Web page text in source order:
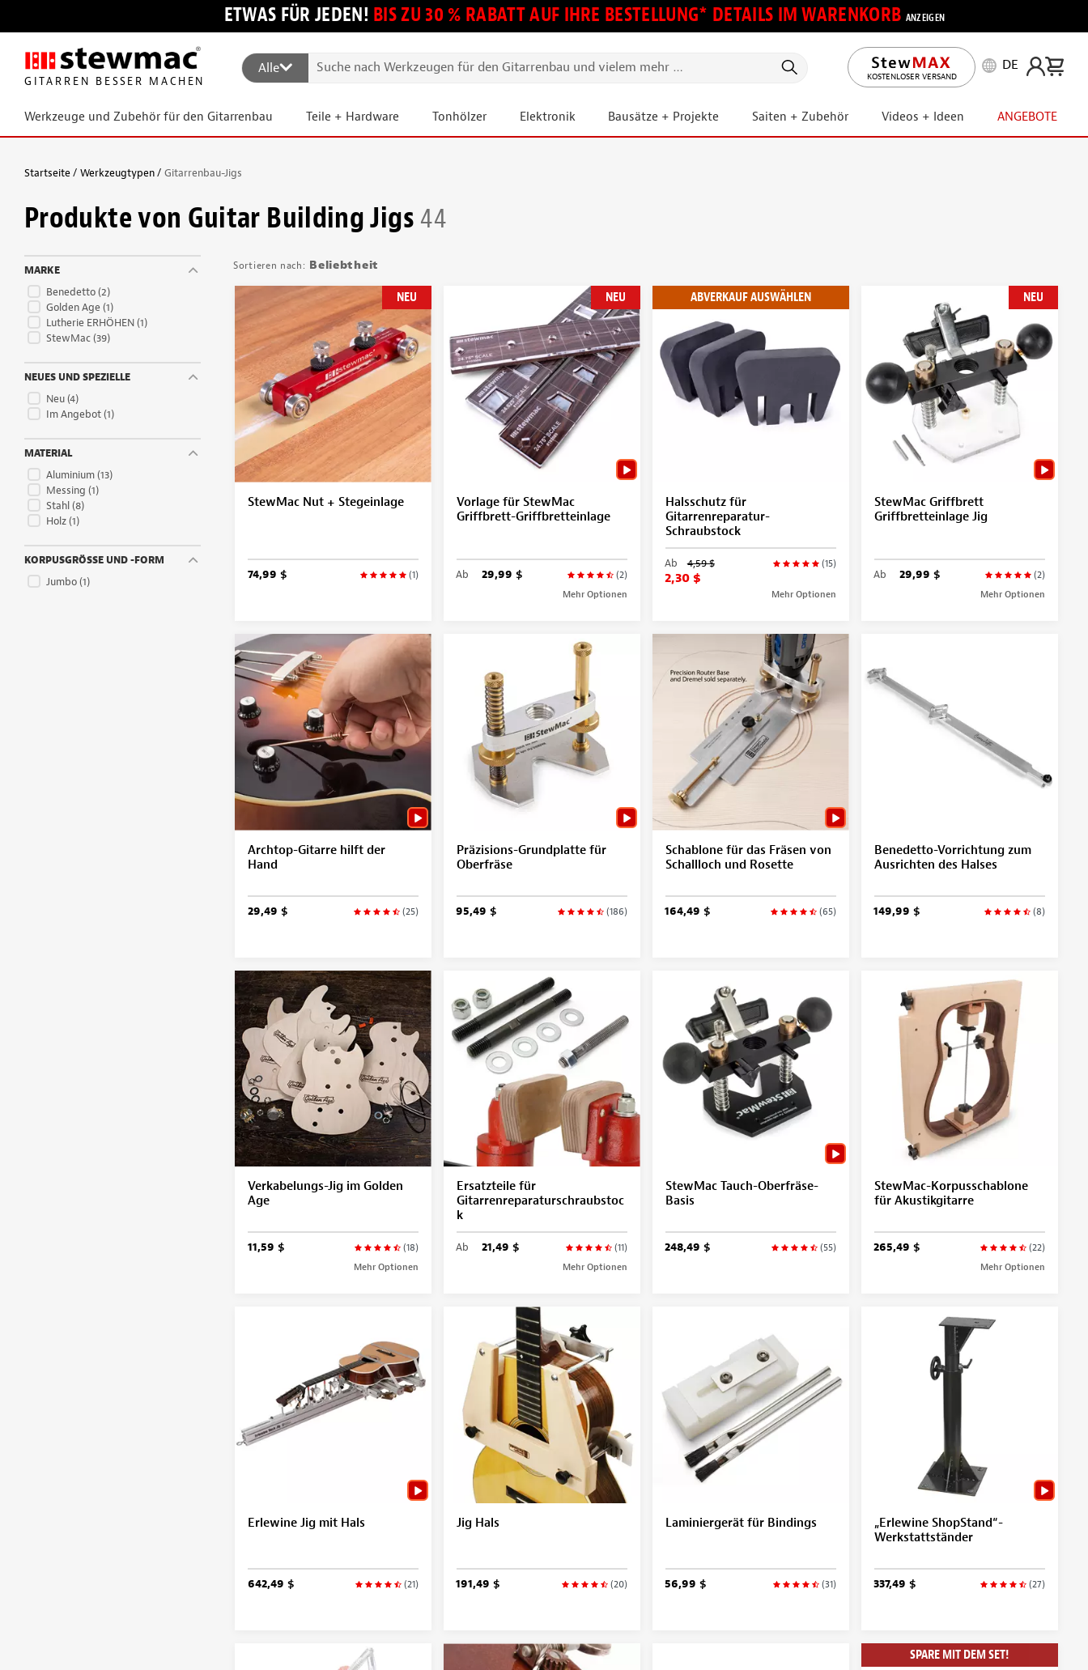
ETWAS FÜR JEDEN! BIS ZU 30 % RABATT AUF IHRE BESTELLUNG* DETAILS IM WARENKORB ANZEIGEN
GITARREN BESSER MACHEN
Alle
KOSTENLOSER VERSAND
DE
Werkzeuge und Zubehör für den Gitarrenbau Teile + Hardware Tonhölzer Elektronik Bausätze + Projekte Saiten + Zubehör Videos + Ideen ANGEBOTE
Startseite Werkzeugtypen Gitarrenbau-Jigs
Produkte von Guitar Building Jigs44
MARKE
Benedetto(2)
Golden Age(1)
Lutherie ERHÖHEN(1)
StewMac(39)
NEUES UND SPEZIELLE
Neu(4)
Im Angebot(1)
MATERIAL
Aluminium(13)
Messing (1)
Stahl(8)
Holz(1)
KORPUSGRÖSSE UND -FORM
Jumbo(1)
Beliebtheit
NEU
StewMac Nut + Stegeinlage
(1)
74,99 $
NEU
Vorlage für StewMac
Griffbrett-Griffbretteinlage
(2)
Ab 29,99 $
Mehr Optionen
ABVERKAUF AUSWÄHLEN
Halsschutz für
Gitarrenreparatur-
Schraubstock
(15)
Ab 4,59 $
2,30 $
Mehr Optionen
NEU
StewMac Griffbrett
Griffbretteinlage Jig
(2)
Ab 29,99 $
Mehr Optionen
Archtop-Gitarre hilft der
Hand
(25)
29,49 $
Präzisions-Grundplatte für
Oberfräse
(186)
95,49 $
Schablone für das Fräsen von
Schallloch und Rosette
(65)
164,49 $
Benedetto-Vorrichtung zum
Ausrichten des Halses
(8)
149,99 $
Verkabelungs-Jig im Golden
Age
(18)
11,59 $
Mehr Optionen
Ersatzteile für
Gitarrenreparaturschraubstoc
k
(11)
Ab 21,49 $
Mehr Optionen
StewMac Tauch-Oberfräse-
Basis
(55)
248,49 $
StewMac-Korpusschablone
für Akustikgitarre
(22)
265,49 $
Mehr Optionen
Erlewine Jig mit Hals
(21)
642,49 $
Jig Hals
(20)
191,49 $
Laminiergerät für Bindings
(31)
56,99 $
„Erlewine ShopStand“-
Werkstattständer
(27)
337,49 $
SPARE MIT DEM SET!